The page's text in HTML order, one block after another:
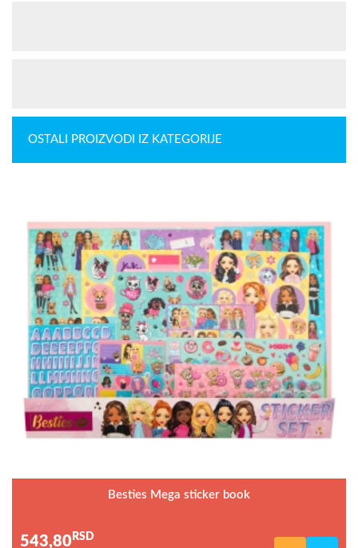
OSTALI PROIZVODI IZ KATEGORIJE
Besties Mega sticker book
543,80 RSD